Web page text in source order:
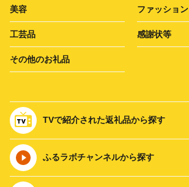
美容 ファッション
工芸品 感謝状等
その他のお礼品
TVで紹介された返礼品から探す
ふるラボチャンネルから探す